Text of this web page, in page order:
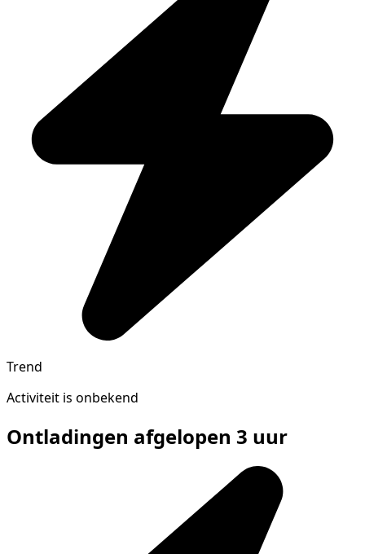
Trend
Activiteit is onbekend
Ontladingen afgelopen 3 uur